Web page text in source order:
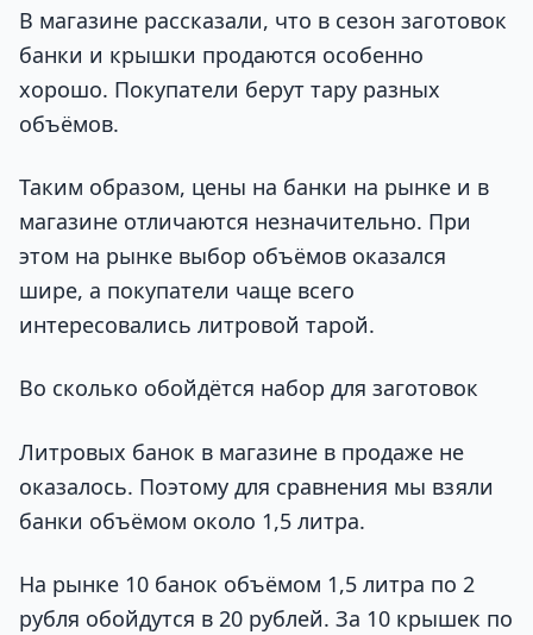
В магазине рассказали, что в сезон заготовок
банки и крышки продаются особенно
хорошо. Покупатели берут тару разных
объёмов.
Таким образом, цены на банки на рынке и в
магазине отличаются незначительно. При
этом на рынке выбор объёмов оказался
шире, а покупатели чаще всего
интересовались литровой тарой.
Во сколько обойдётся набор для заготовок
Литровых банок в магазине в продаже не
оказалось. Поэтому для сравнения мы взяли
банки объёмом около 1,5 литра.
На рынке 10 банок объёмом 1,5 литра по 2
рубля обойдутся в 20 рублей. За 10 крышек по